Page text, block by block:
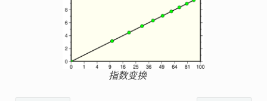
指数变换